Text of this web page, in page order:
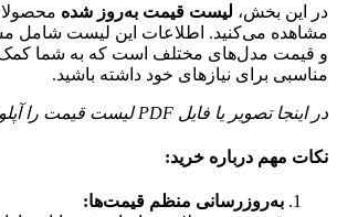
در این بخش، لیست قیمت به‌روز شده
مشاهده می‌کنید. اطلاعات این لیست شامل
و قیمت مدل‌های مختلف است که به شما کمک
مناسبی برای نیازهای خود داشته باشید.
در اینجا تصویر یا فایل PDF لیست قیمت را آپلود کنید.
نکات مهم درباره خرید:
به‌روزرسانی منظم قیمت‌ها: